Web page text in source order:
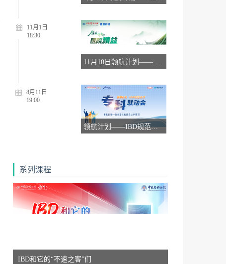
11月1日
18:30
8月11日
19:00
领航计划——IBD规范诊疗专科联动会【8月11日】
系列课程
IBD和它的“不速之客”们